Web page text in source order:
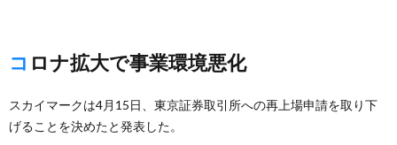
コロナ拡大で事業環境悪化
スカイマークは4月15日、東京証券取引所への再上場申請を取り下
げることを決めたと発表した。